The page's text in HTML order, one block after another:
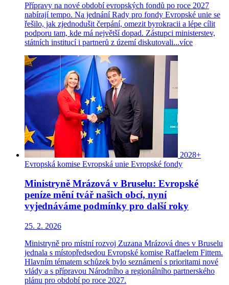
Přípravy na nové období evropských fondů po roce 2027
nabírají tempo. Na jednání Rady pro fondy Evropské unie se
řešilo, jak zjednodušit čerpání, omezit byrokracii a lépe cílit
podporu tam, kde má největší dopad. Zástupci ministerstev,
státních institucí i partnerů z území diskutovali...více
2028+
Evropská komise Evropská unie Evropské fondy
Ministryně Mrázová v Bruselu: Evropské
peníze mění tvář našich obcí, nyní
vyjednáváme podmínky pro další roky
25. 2. 2026
Ministryně pro místní rozvoj Zuzana Mrázová dnes v Bruselu
jednala s místopředsedou Evropské komise Raffaelem Fittem.
Hlavním tématem schůzek bylo seznámení s prioritami nové
vlády a s přípravou Národního a regionálního partnerského
plánu pro období po roce 2027.